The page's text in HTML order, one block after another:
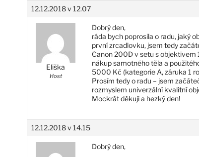
12.12.2018 v 12.07
Eliška
Host
Dobrý den,
ráda bych poprosila o radu, jaký
první zrcadlovku, jsem tedy
Canon 200D v setu s objektivem
nákup samotného těla a
5000 Kč (kategorie A, záruka 1
Prosím tedy o radu – jsem
rozmyslem univerzální kvalitní
Mockrát děkuji a hezký den!
12.12.2018 v 14.15
Dobrý den,